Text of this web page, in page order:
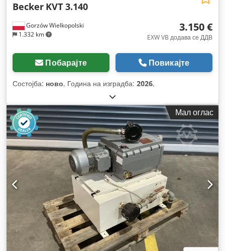
Gorzów Wielkopolski
1.332 km
Becker KVT 3.140
3.150 €
EXW VB додава се ДДВ
Побарајте Повикајте
Состојба: ново, Година на изградба: 2026,
Мал оглас